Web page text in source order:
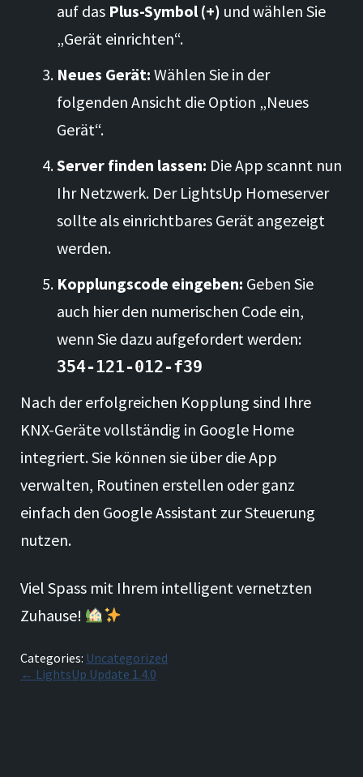
auf das Plus-Symbol (+) und wählen Sie
„Gerät einrichten“.
Neues Gerät: Wählen Sie in der
folgenden Ansicht die Option „Neues
Gerät“.
Server finden lassen: Die App scannt nun
Ihr Netzwerk. Der LightsUp Homeserver
sollte als einrichtbares Gerät angezeigt
werden.
Kopplungscode eingeben: Geben Sie
auch hier den numerischen Code ein,
wenn Sie dazu aufgefordert werden:
354-121-012-f39
Nach der erfolgreichen Kopplung sind Ihre
KNX-Geräte vollständig in Google Home
integriert. Sie können sie über die App
verwalten, Routinen erstellen oder ganz
einfach den Google Assistant zur Steuerung
nutzen.
Viel Spass mit Ihrem intelligent vernetzten
Zuhause!
Categories: Uncategorized
Beitragsnavigation
← LightsUp Update 1.4.0